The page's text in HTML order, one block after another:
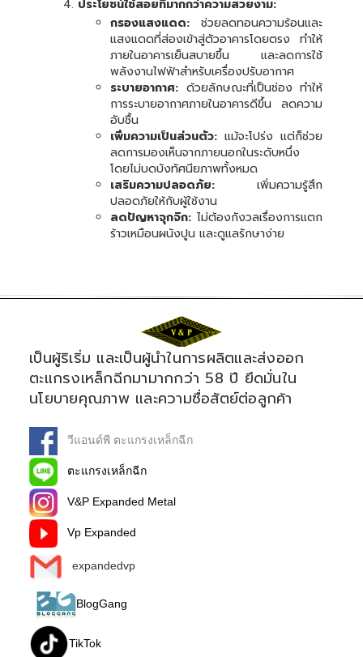
ประโยชน์ใช้สอยที่มากกว่าความสวยงาม:
กรองแสงแดด: ช่วยลดทอนความร้อนและ
แสงแดดที่ส่องเข้าสู่ตัวอาคารโดยตรง ทำให้
ภายในอาคารเย็นสบายขึ้น และลดการใช้
พลังงานไฟฟ้าสำหรับเครื่องปรับอากาศ
ระบายอากาศ: ด้วยลักษณะที่เป็นช่อง ทำให้
การระบายอากาศภายในอาคารดีขึ้น ลดความ
อับชื้น
เพิ่มความเป็นส่วนตัว: แม้จะโปร่ง แต่ก็ช่วย
ลดการมองเห็นจากภายนอกในระดับหนึ่ง
โดยไม่บดบังทัศนียภาพทั้งหมด
เสริมความปลอดภัย: เพิ่มความรู้สึก
ปลอดภัยให้กับผู้ใช้งาน
ลดปัญหาจุกจิก: ไม่ต้องกังวลเรื่องการแตก
ร้าวเหมือนผนังปูน และดูแลรักษาง่าย
เป็นผู้ริเริ่ม และเป็นผู้นำในการผลิตและส่งออก
ตะแกรงเหล็กฉีกมามากกว่า 58 ปี ยึดมั่นใน
นโยบายคุณภาพ และความซื่อสัตย์ต่อลูกค้า
วีแอนด์พี ตะแกรงเหล็กฉีก
ตะแกรงเหล็กฉีก
V&P Expanded Metal
Vp Expanded
expandedvp
BlogGang
TikTok